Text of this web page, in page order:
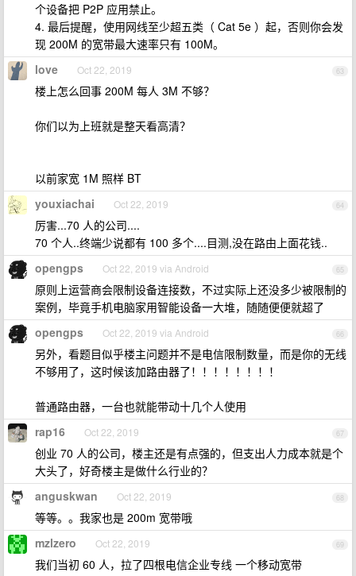
个设备把 P2P 应用禁止。
4. 最后提醒，使用网线至少超五类（ Cat 5e ）起，否则你会发
现 200M 的宽带最大速率只有 100M。
63
love Oct 22, 2019
楼上怎么回事 200M 每人 3M 不够？
你们以为上班就是整天看高清？
以前家宽 1M 照样 BT
64
youxiachai Oct 22, 2019
厉害...70 人的公司....
70 个人..终端少说都有 100 多个....目测,没在路由上面花钱..
65
opengps Oct 22, 2019 via Android
原则上运营商会限制设备连接数，不过实际上还没多少被限制的
案例，毕竟手机电脑家用智能设备一大堆，随随便便就超了
66
opengps Oct 22, 2019 via Android
另外，看题目似乎楼主问题并不是电信限制数量，而是你的无线
不够用了，这时候该加路由器了！！！！！！！！
普通路由器，一台也就能带动十几个人使用
67
rap16 Oct 22, 2019
创业 70 人的公司，楼主还是有点强的，但支出人力成本就是个
大头了，好奇楼主是做什么行业的？
68
anguskwan Oct 22, 2019
等等。。我家也是 200m 宽带哦
69
mzlzero Oct 22, 2019
我们当初 60 人，拉了四根电信企业专线 一个移动宽带